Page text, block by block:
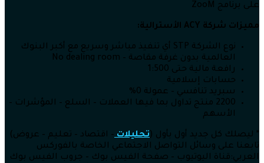
على برنامج ZooM
مميزات شركة ACY الأسترالية:
نوع الشركة STP أي تنفيذ مباشر وسريع مع أكبر البنوك
العالمية بدون غرفة مقاصة – No dealing room
رافعة مالية حتى 1:500
حسابات إسلامية
سبريد تنافسي – عمولة 0%
2200 منتج تداول بما فيها العملات – السلع – المؤشرات –
الأسهم
* ليصلك كل جديد أول بأول (تحليلات– اقتصاد – تعليم – عروض)
تابعنا على وسائل التواصل الاجتماعي الخاصة بالفوركس
العربي:قناة اليوتيوب – صفحة الفيس بوك – جروب الفيس بوك